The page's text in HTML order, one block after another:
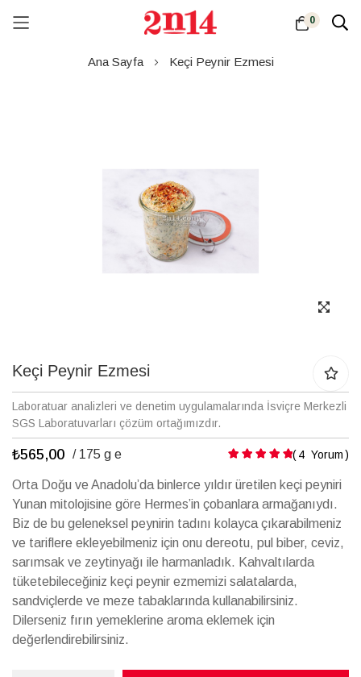
0
Ana Sayfa Keçi Peynir Ezmesi
galerisinin
atla
Keçi Peynir Ezmesi
Laboratuar analizleri ve denetim uygulamalarında İsviçre Merkezli
SGS Laboratuvarları çözüm ortağımızdır.
₺565,00 / 175 g e Puanlama: 4 Yorum
Orta Doğu ve Anadolu’da binlerce yıldır üretilen keçi peyniri
Yunan mitolojisine göre Hermes’in çobanlara armağanıydı.
Biz de bu geleneksel peynirin tadını kolayca çıkarabilmeniz
ve tariflere ekleyebilmeniz için onu dereotu, pul biber, ceviz,
sarımsak ve zeytinyağı ile harmanladık. Kahvaltılarda
tüketebileceğiniz keçi peynir ezmemizi salatalarda,
sandviçlerde ve meze tabaklarında kullanabilirsiniz.
Dilerseniz fırın yemeklerine aroma eklemek için
değerlendirebilirsiniz.